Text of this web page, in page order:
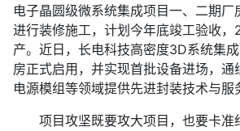
电子晶圆级微系统集成项目一、二期厂
进行装修施工，计划今年底竣工验收
产。近日，长电科技高密度3D系统集
房正式启用，并实现首批设备进场，通
电源模组等领域提供先进封装技术与服
项目攻坚既要攻大项目，也要卡准